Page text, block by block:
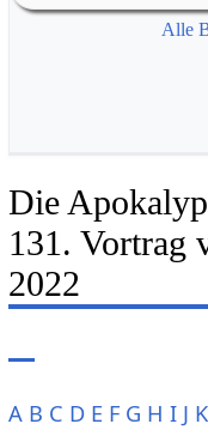
Alle
Die
131. Vortrag
2022
A B C D E F G H I J K